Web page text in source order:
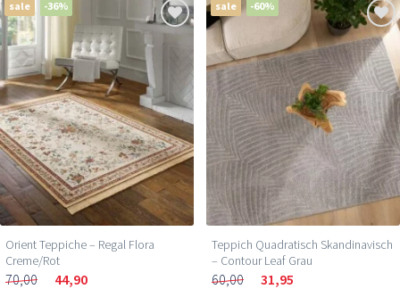
sale -36%
Orient Teppiche – Regal Flora
Creme/Rot
70,00 44,90
sale -60%
Teppich Quadratisch Skandinavisch
– Contour Leaf Grau
60,00 31,95